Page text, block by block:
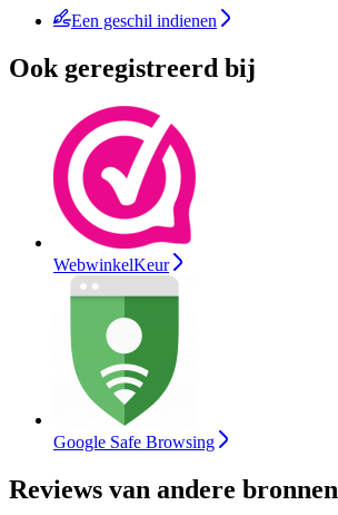
Een geschil indienen
Ook geregistreerd bij
WebwinkelKeur
Google Safe Browsing
Reviews van andere bronnen